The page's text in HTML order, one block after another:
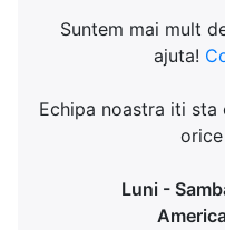
Suntem mai mult
ajuta!
Echipa noastra iti
Luni -